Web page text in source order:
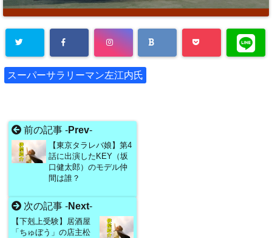
スーパーサラリーマン左江内氏
前の記事 -Prev-
【東京タラレバ娘】第4
話に出演したKEY（坂
口健太郎）のモデル仲
間は誰？
次の記事 -Next-
【下剋上受験】居酒屋
「ちゅぼう」の店主松